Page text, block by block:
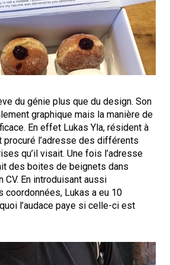
du génie plus que du design. Son
graphique mais la manière de
En effet Lukas Yla, résident à
procuré l’adresse des différents
qu’il visait. Une fois l’adresse
des boites de beignets dans
En introduisant aussi
coordonnées, Lukas a eu 10
l’audace paye si celle-ci est